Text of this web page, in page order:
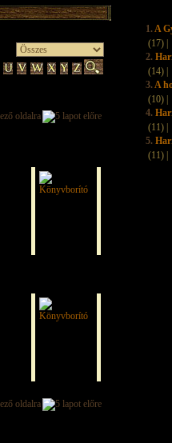
1.A
(17) |
2.
(14) |
3.A
(10) |
4.
(11) |
5.
(11) |